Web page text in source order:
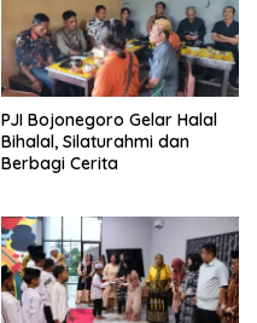
PJI Bojonegoro Gelar Halal
Bihalal, Silaturahmi dan
Berbagi Cerita